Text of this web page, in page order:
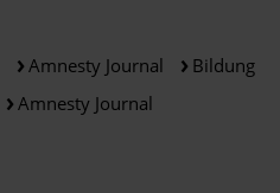
Amnesty Journal
Bildung
Amnesty Journal